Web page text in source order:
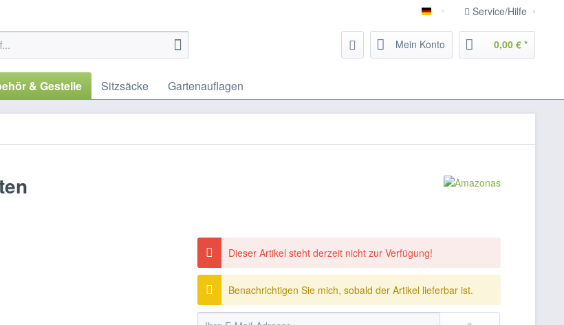
Deutsch Service/Hilfe
Mein Konto 0,00 € *
& Gestelle Sitzsäcke Gartenauflagen
Dieser Artikel steht derzeit nicht zur Verfügung!
Benachrichtigen Sie mich, sobald der Artikel lieferbar ist.